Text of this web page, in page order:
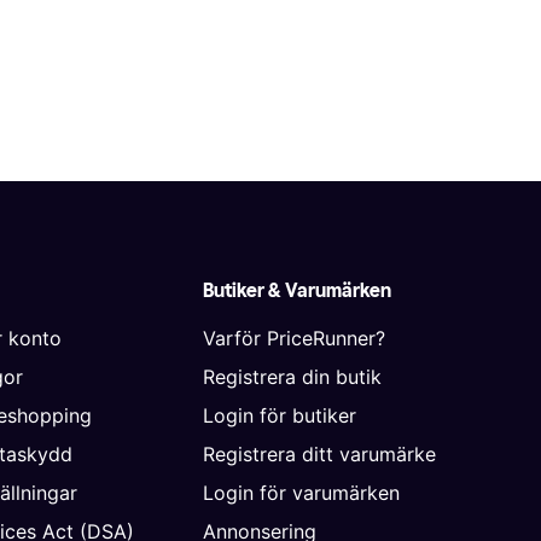
konto
Act (DSA)
Butiker & Varumärken
Varför PriceRunner?
Registrera din butik
Login för butiker
Registrera ditt varumärke
Login för varumärken
Annonsering